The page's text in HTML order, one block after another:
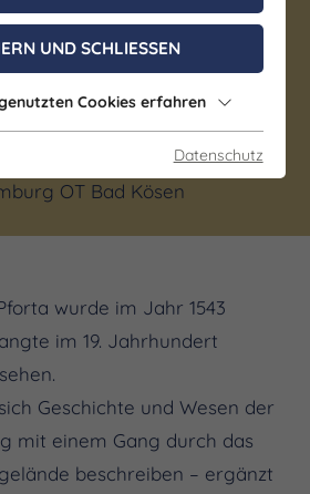
Besichtigung
Schüler der
Pforta
2026, 10:30 - 12:00 Uhr
OT Bad Kösen
wurde im Jahr 1543
im 19. Jahrhundert
Geschichte und Wesen der
mit einem Gang durch das
beschreiben – ergänzt
UND SCHLIESSEN
Cookies erfahren
Datenschutz